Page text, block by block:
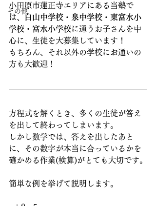
その他
小田原市蓮正寺エリアにある当塾で
は、 白山中学校・泉中学校・東富水小
学校・富水小学校に通うお子さんを中
心に、生徒を大募集しています！
もちろん、それ以外の学校にお通いの
方も大歓迎！
方程式を解くとき、多くの生徒が答え
を出して終わってしまいます。
しかし数学では、答えを出したあと
に、その数字が本当に合っているかを
確かめる作業(検算)がとても大切です。
簡単な例を挙げて説明します。